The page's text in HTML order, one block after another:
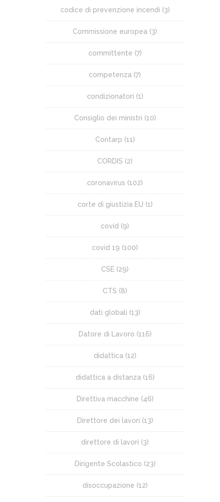
codice di prevenzione incendi (3)
Commissione europea (3)
committente (7)
competenza (7)
condizionatori (1)
Consiglio dei ministri (10)
Contarp (11)
CORDIS (2)
coronavirus (102)
corte di giustizia EU (1)
covid (9)
covid 19 (100)
CSE (29)
CTS (8)
dati globali (13)
Datore di Lavoro (116)
didattica (12)
didattica a distanza (16)
Direttiva macchine (46)
Direttore dei lavori (13)
direttore di lavori (3)
Dirigente Scolastico (23)
disoccupazione (12)